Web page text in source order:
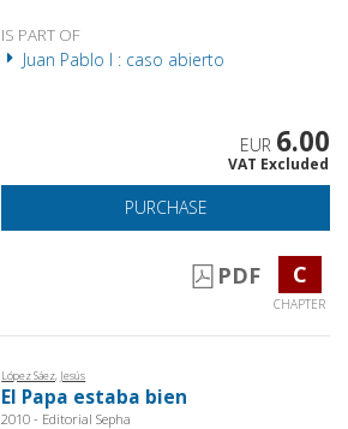
IS PART OF
Juan Pablo I : caso abierto
EUR 6.00
VAT Excluded
PURCHASE
PDF C
CHAPTER
López Sáez, Jesús
El Papa estaba bien
2010 - Editorial Sepha